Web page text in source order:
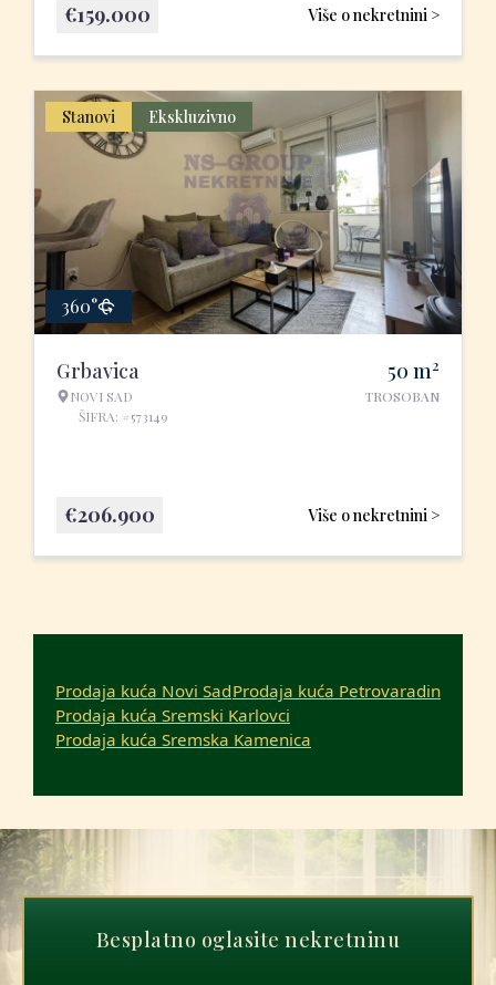
Više o nekretnini >
€159.000
Stanovi Ekskluzivno
360°
Grbavica
NOVI SAD
ŠIFRA: #573149
50 m2
TROSOBAN
Više o nekretnini >
€206.900
Prodaja kuća Novi SadProdaja kuća Petrovaradin
Prodaja kuća Sremski Karlovci
Prodaja kuća Sremska Kamenica
Besplatno oglasite nekretninu